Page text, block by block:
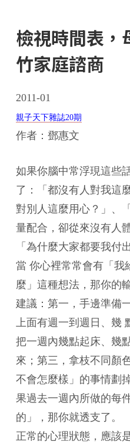
檢視時間表，
竹家庭諮商
2011-01
親子天下雜誌20期
作者：鄧惠文
如果你腦中常浮現這些
了：「都沒有人對我這
對別人這麼用心？」、
量配合，卻從來沒有人
「為什麼大家都要我付
當 你心裡常常會有「我
麼」這種想法，那你的
建議：第一，手邊準備
上面有週一到週日、幾
把一週內幾點起床、幾
來；第三，拿枝不同顏
不會怎麼樣」的事情劃
果過去一週內所做的每
的」，那你就透支了。
正常的心理狀態，應該